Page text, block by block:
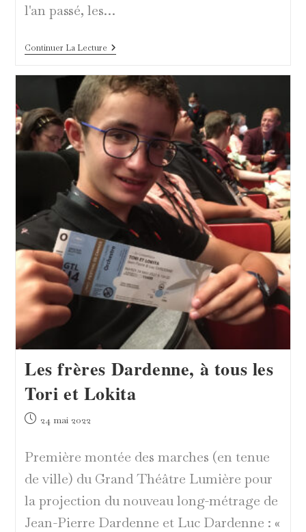
l'an passé, les…
Continuer La LectureDa
Laura
Le
Soleil
D’Italie…
À
Mougins
!
Les frères Dardenne, à tous les
Tori et Lokita
Publication
24 mai 2022
Première montée des marches (en tenue
de ville) du Grand Théâtre Lumière pour
la projection du nouveau long-métrage de
Jean-Pierre Dardenne et Luc Dardenne : «